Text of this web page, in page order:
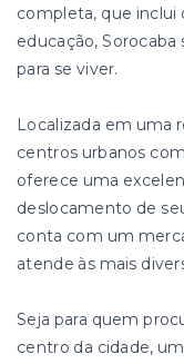
completa, que inclui
educação,
para se viver.
Localizada em uma
centros urbanos
oferece uma
deslocamento de
conta com um
atende às mais
Seja para quem
centro da cidade,